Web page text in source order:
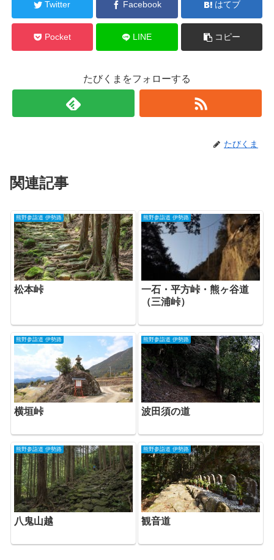
Twitter Facebook はてブ
Pocket LINE コピー
たびくまをフォローする
たびくま
関連記事
熊野参詣道 伊勢路
松本峠
熊野参詣道 伊勢路
一石・平方峠・熊ヶ谷道
（三浦峠）
熊野参詣道 伊勢路
横垣峠
熊野参詣道 伊勢路
波田須の道
熊野参詣道 伊勢路
八鬼山越
熊野参詣道 伊勢路
観音道